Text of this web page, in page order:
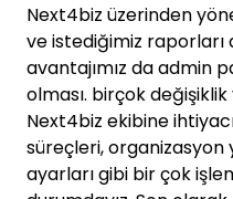
Next4biz üzerinden
ve istediğimiz raporları
avantajımız da admin
olması. birçok
Next4biz ekibine
süreçleri, organizasyon
ayarları gibi bir çok